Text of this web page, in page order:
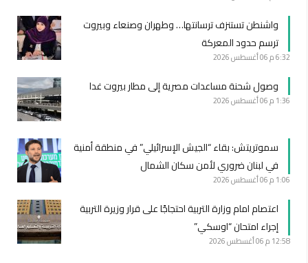
واشنطن تستنزف ترسانتها… وطهران وصنعاء وبيروت
ترسم حدود المعركة
6:32 م 06 أغسطس 2026
وصول شحنة مساعدات مصرية إلى مطار بيروت غدا
1:36 م 06 أغسطس 2026
سموتريتش: بقاء “الجيش الإسرائيلي” في منطقة أمنية
في لبنان ضروري لأمن سكان الشمال
1:06 م 06 أغسطس 2026
اعتصام امام وزارة التربية احتجاجًا على قرار وزيرة التربية
إجراء امتحان “اوسكي”
12:58 م 06 أغسطس 2026